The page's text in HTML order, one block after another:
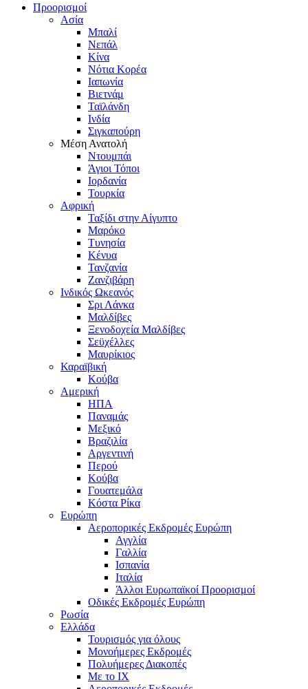
Προορισμοί
Ασία
Μπαλί
Νεπάλ
Κίνα
Νότια Κορέα
Ιαπωνία
Βιετνάμ
Ταϊλάνδη
Ινδία
Σιγκαπούρη
Μέση Ανατολή
Ντουμπάι
Άγιοι Τόποι
Ιορδανία
Τουρκία
Αφρική
Ταξίδι στην Αίγυπτο
Μαρόκο
Τυνησία
Κένυα
Τανζανία
Ζανζιβάρη
Ινδικός Ωκεανός
Σρι Λάνκα
Μαλδίβες
Ξενοδοχεία Μαλδίβες
Σεϋχέλλες
Μαυρίκιος
Καραϊβική
Κούβα
Αμερική
ΗΠΑ
Παναμάς
Μεξικό
Βραζιλία
Αργεντινή
Περού
Κούβα
Γουατεμάλα
Κόστα Ρίκα
Ευρώπη
Αεροπορικές Εκδρομές Ευρώπη
Αγγλία
Γαλλία
Ισπανία
Ιταλία
Άλλοι Ευρωπαϊκοί Προορισμοί
Οδικές Εκδρομές Ευρώπη
Ρωσία
Ελλάδα
Τουρισμός για όλους
Mονοήμερες Εκδρομές
Πολυήμερες Διακοπές
Με το ΙΧ